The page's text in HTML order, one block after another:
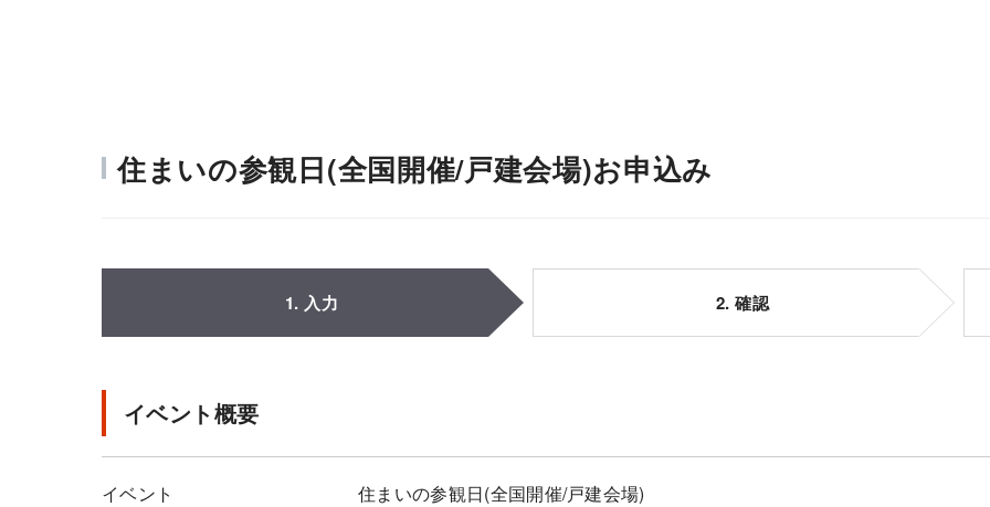
住まいの参観日(全国開催/戸建会場)お申込み
1. 入力 2. 確認
イベント概要
イベント
住まいの参観日(全国開催/戸建会場)